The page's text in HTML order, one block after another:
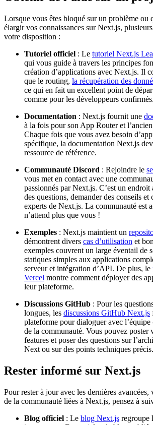
Lorsque vous êtes bloqué sur un problème ou
élargir vos connaissances sur Next.js,
votre disposition :
Tutoriel officiel : Le tutoriel Next.js
qui vous guide à travers les principes
création d’applications avec Next.js. Il
que le routing, la récupération des
ce qui en fait un excellent point de
comme pour les développeurs confirmés.
Documentation : Next.js fournit une
à la fois pour son App Router et
Chaque fois que vous avez besoin
spécifique, la documentation Next.js
ressource de référence.
Communauté Discord : Rejoindre le
vous met en contact avec une
passionnés par Next.js. C’est un
des questions, demander des conseils et
experts de Next.js. La communauté est
n’attend plus que vous !
Exemples : Next.js maintient un
démontrent divers cas d’utilisation et
exemples couvrent un large éventail de
statiques simples aux applications
serveur et intégration d’API. De plus, le
Vercel montre comment déployer des
leur plateforme.
Discussions GitHub : Pour les
longues, les discussions GitHub Next.js
plateforme pour dialoguer avec l’équipe
de la communauté. Vous pouvez poster
features et poser des questions sur
Next ou sur des points techniques précis.
Rester informé sur Next.js
Pour rester à jour avec les dernières avancées,
de la communauté liées à Next.js, pensez à
Blog officiel : Le blog Next.js regroupe